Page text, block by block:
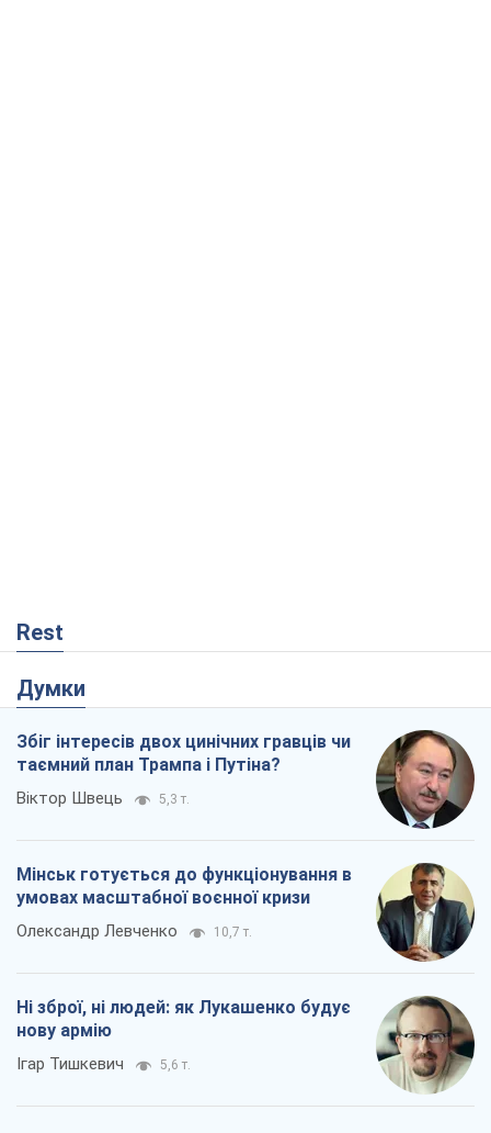
Rest
Думки
Збіг інтересів двох цинічних гравців чи
таємний план Трампа і Путіна?
Віктор Швець 5,3 т.
Мінськ готується до функціонування в
умовах масштабної воєнної кризи
Олександр Левченко 10,7 т.
Ні зброї, ні людей: як Лукашенко будує
нову армію
Ігар Тишкевич 5,6 т.